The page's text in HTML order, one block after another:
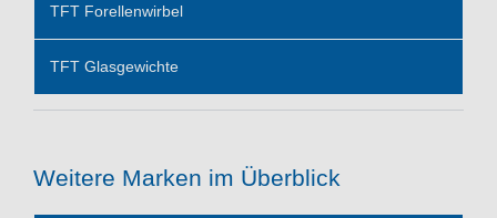
TFT Forellenwirbel
TFT Glasgewichte
Weitere Marken im Überblick